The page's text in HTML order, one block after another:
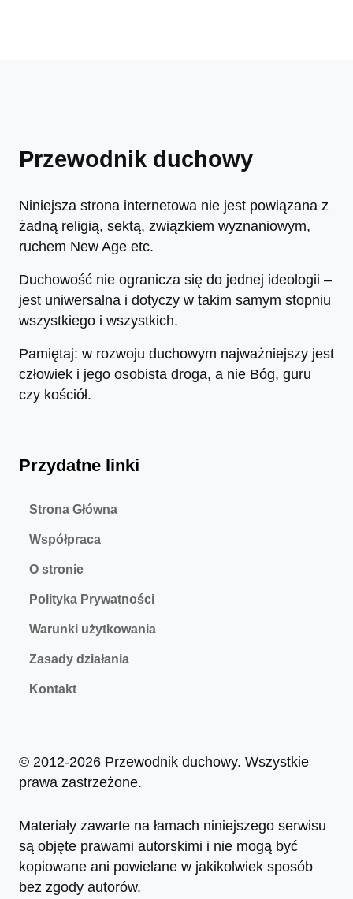
Przewodnik duchowy
Niniejsza strona internetowa nie jest powiązana z
żadną religią, sektą, związkiem wyznaniowym,
ruchem New Age etc.
Duchowość nie ogranicza się do jednej ideologii –
jest uniwersalna i dotyczy w takim samym stopniu
wszystkiego i wszystkich.
Pamiętaj: w rozwoju duchowym najważniejszy jest
człowiek i jego osobista droga, a nie Bóg, guru
czy kościół.
Przydatne linki
Strona Główna
Współpraca
O stronie
Polityka Prywatności
Warunki użytkowania
Zasady działania
Kontakt
© 2012-2026 Przewodnik duchowy. Wszystkie
prawa zastrzeżone.
Materiały zawarte na łamach niniejszego serwisu
są objęte prawami autorskimi i nie mogą być
kopiowane ani powielane w jakikolwiek sposób
bez zgody autorów.